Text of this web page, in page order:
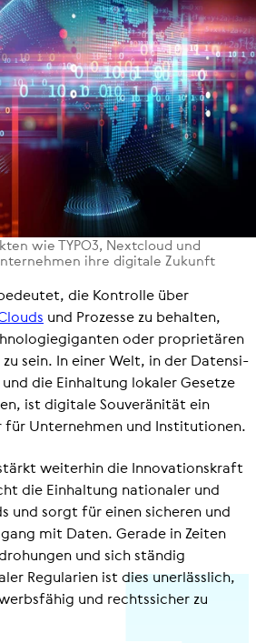
wie TYPO3, Nextcloud und
ihre digitale Zukunft
die Kontrolle über
und Prozesse zu behalten,
oder proprietären
sein. In einer Welt, in der Daten­si­
die Einhaltung lokaler Gesetze
ist digitale Souveränität ein
für Unternehmen und Institutionen.
weiterhin die Inno­va­ti­ons­kraft
die Einhaltung nationaler und
und sorgt für einen sicheren und
mit Daten. Gerade in Zeiten
und sich ständig
Regularien ist dies unerlässlich,
und rechtssicher zu